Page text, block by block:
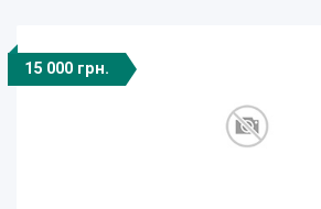
15 000 грн.